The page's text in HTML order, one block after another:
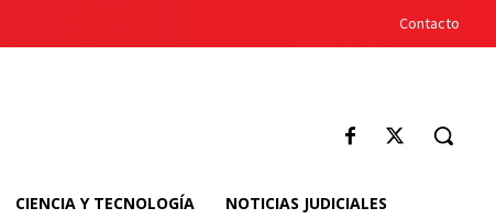
Contacto
CIENCIA Y TECNOLOGÍA NOTICIAS JUDICIALES